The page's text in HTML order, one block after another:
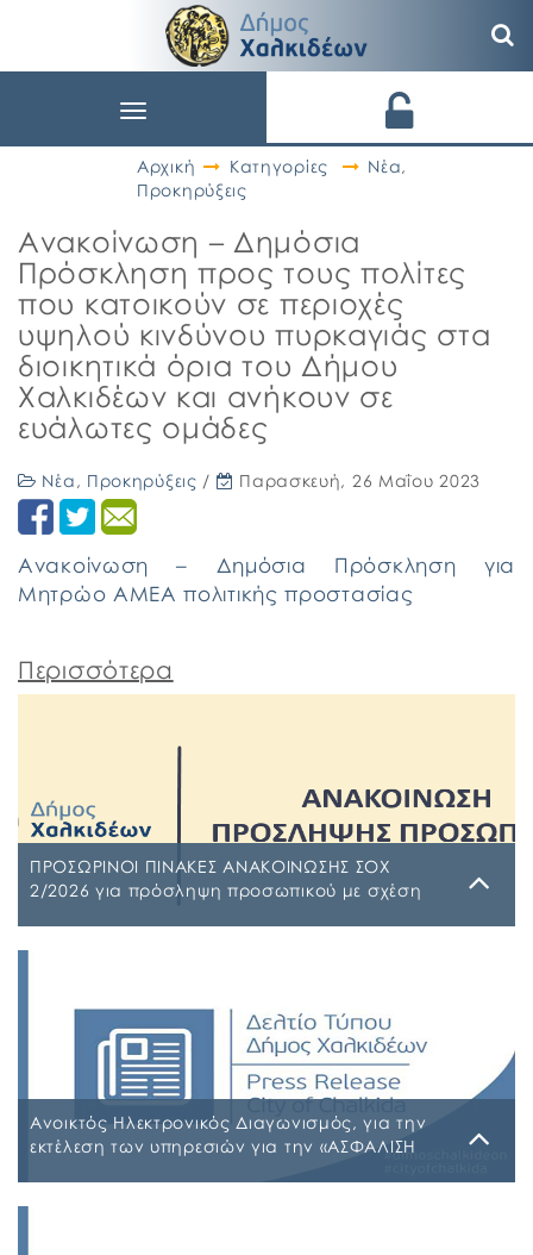
Toggle
Αρχική
Κατηγορίες Νέα,
Προκηρύξεις
Ανακοίνωση – Δημόσια
Πρόσκληση προς τους πολίτες
που κατοικούν σε περιοχές
υψηλού κινδύνου πυρκαγιάς στα
διοικητικά όρια του Δήμου
Χαλκιδέων και ανήκουν σε
ευάλωτες ομάδες
Νέα , Προκηρύξεις / Παρασκευή, 26 Μαΐου 2023
Ανακοίνωση – Δημόσια Πρόσκληση για
Μητρώο ΑΜΕΑ πολιτικής προστασίας
Περισσότερα
ΠΡΟΣΩΡΙΝΟΙ ΠΙΝΑΚΕΣ ΑΝΑΚΟΙΝΩΣΗΣ ΣΟΧ
2/2026 για πρόσληψη προσωπικού με σχέση
ΠΙΝΑΚΑΣ ΚΑΤΑΤΑΞΗΣ ΣΥΜΜΕΤΕΧΟΝΤΩΝ 1 ΡΗΒΖΩΗΑ-
Ρ5Τ-1 ΠΡΟΣΩΡΙΝΟΣ ΠΙΝΑΚΑΣ ΜΕΡΙΚΗΣ ΑΠΑΣΧΟΛΗΣΗΣ
ΨΔΑΚΩΗΑ-ΑΟ3 ΠΡΟΣΩΡΙΝΟΣ ΠΙΝΑΚΑΣ ΠΛΗΡΟΥΣ
ΑΠΑΣΧΟΛΗΣΗΣ ΨΦΑ4ΩΗΑ-ΦΣΒ ΠΡΟΣΩΡΙΝΟΣ ΠΙΝΑΚΑΣ
ΣΥΜΜΕΤΕΧΟΝΤΩΝ 6ΖΛΚΩΗΑ-ΠΩΗ
Ανοικτός Ηλεκτρονικός Διαγωνισμός, για την
εκτέλεση των υπηρεσιών για την «ΑΣΦΑΛΙΣΗ